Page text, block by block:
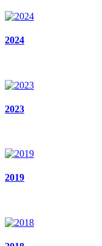
2024
2023
2019